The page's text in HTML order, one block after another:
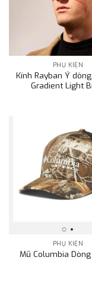
PHỤ KIỆN
Kính Rayban Ý
Gradient Light
PHỤ KIỆN
Mũ Columbia